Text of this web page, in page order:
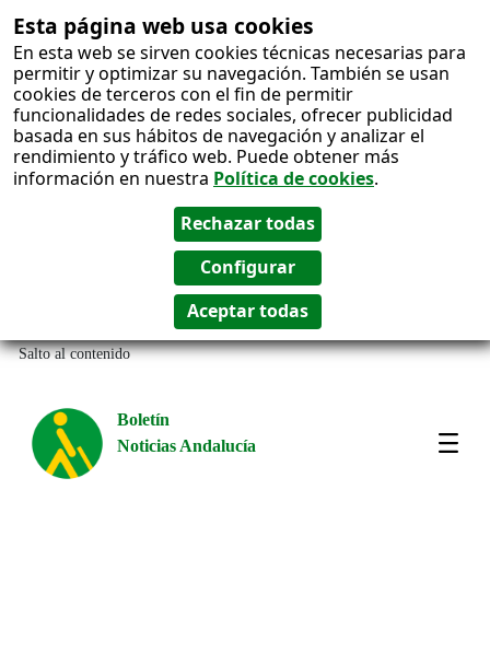
Esta página web usa cookies
En esta web se sirven cookies técnicas necesarias para
permitir y optimizar su navegación. También se usan
cookies de terceros con el fin de permitir
funcionalidades de redes sociales, ofrecer publicidad
basada en sus hábitos de navegación y analizar el
rendimiento y tráfico web. Puede obtener más
información en nuestra Política de cookies.
Salto al contenido
Boletín
Noticias Andalucía